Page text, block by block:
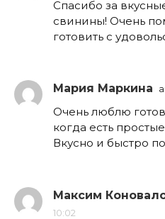
Спасибо за
свинины! Очень
готовить с
Мария Маркина
Очень люблю
когда есть
Вкусно и быстро
Максим
10:02